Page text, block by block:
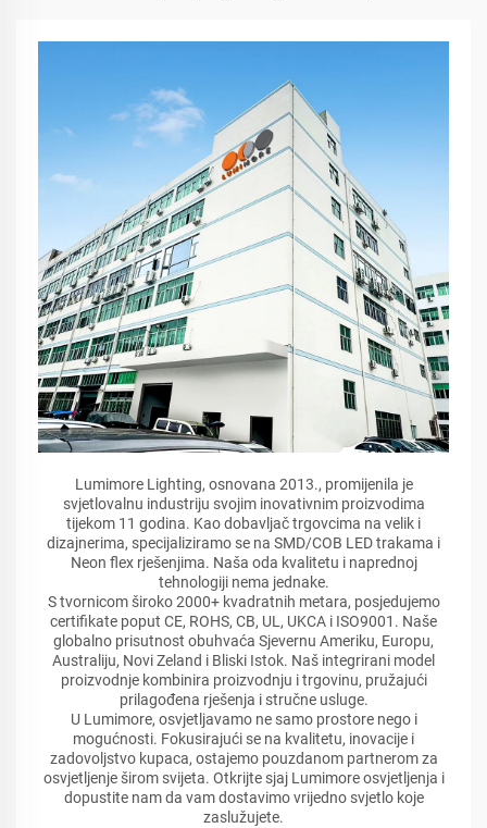
Lumimore Lighting, osnovana 2013., promijenila je
svjetlovalnu industriju svojim inovativnim proizvodima
tijekom 11 godina. Kao dobavljač trgovcima na velik i
dizajnerima, specijaliziramo se na SMD/COB LED trakama i
Neon flex rješenjima. Naša oda kvalitetu i naprednoj
tehnologiji nema jednake.
S tvornicom široko 2000+ kvadratnih metara, posjedujemo
certifikate poput CE, ROHS, CB, UL, UKCA i ISO9001. Naše
globalno prisutnost obuhvaća Sjevernu Ameriku, Europu,
Australiju, Novi Zeland i Bliski Istok. Naš integrirani model
proizvodnje kombinira proizvodnju i trgovinu, pružajući
prilagođena rješenja i stručne usluge.
U Lumimore, osvjetljavamo ne samo prostore nego i
mogućnosti. Fokusirajući se na kvalitetu, inovacije i
zadovoljstvo kupaca, ostajemo pouzdanom partnerom za
osvjetljenje širom svijeta. Otkrijte sjaj Lumimore osvjetljenja i
dopustite nam da vam dostavimo vrijedno svjetlo koje
zaslužujete.